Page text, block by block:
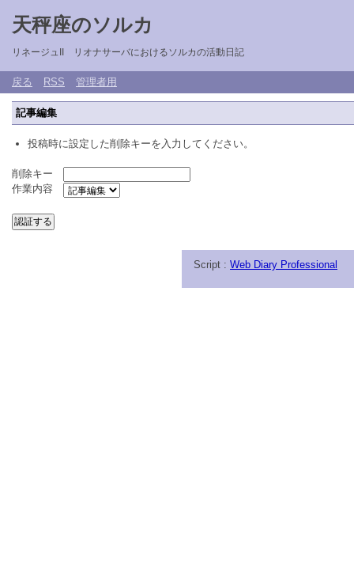
天秤座のソルカ
リネージュII リオナサーバにおけるソルカの活動日記
戻る RSS 管理者用
記事編集
投稿時に設定した削除キーを入力してください。
削除キー
作業内容
Script : Web Diary Professional